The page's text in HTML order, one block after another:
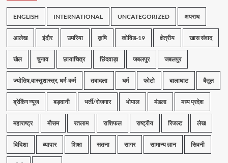
ENGLISH INTERNATIONAL UNCATEGORIZED अपराध
आलेख इंदौर उमरिया कृषि कोविड-19 क्षेत्रीय खास संवाद
खेल चुनाव छायाचित्र छिंदवाड़ा जबलपुर जबलपुर
ज्योतिष,वास्तुशास्त्र, धर्म-कर्म तबादला धर्म फोटो बालाघाट बैतूल
ब्रेकिंग न्यूज बड़वानी भर्ती/रोजगार भोपाल मंडला मध्य प्रदेश
महाराष्ट्र मौसम रतलाम राशिफल राष्ट्रीय रिजल्ट लेख
विदिशा व्यापार शिक्षा सतना सागर सामान्य ज्ञान सिवनी